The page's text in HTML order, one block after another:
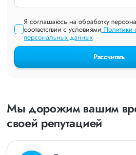
Я соглашаюсь на обработку
соответствии с условиями Политики
персональных данных
Рассчитать
Мы дорожим вашим
своей репутацией